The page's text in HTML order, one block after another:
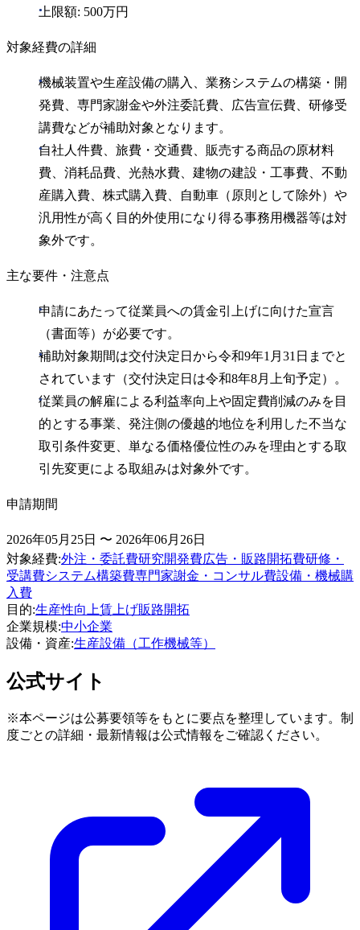
上限額: 500万円
対象経費の詳細
機械装置や生産設備の購入、業務システムの構築・開
発費、専門家謝金や外注委託費、広告宣伝費、研修受
講費などが補助対象となります。
自社人件費、旅費・交通費、販売する商品の原材料
費、消耗品費、光熱水費、建物の建設・工事費、不動
産購入費、株式購入費、自動車（原則として除外）や
汎用性が高く目的外使用になり得る事務用機器等は対
象外です。
主な要件・注意点
申請にあたって従業員への賃金引上げに向けた宣言
（書面等）が必要です。
補助対象期間は交付決定日から令和9年1月31日までと
されています（交付決定日は令和8年8月上旬予定）。
従業員の解雇による利益率向上や固定費削減のみを目
的とする事業、発注側の優越的地位を利用した不当な
取引条件変更、単なる価格優位性のみを理由とする取
引先変更による取組みは対象外です。
申請期間
2026年05月25日 〜 2026年06月26日
対象経費:外注・委託費研究開発費広告・販路開拓費研修・
受講費システム構築費専門家謝金・コンサル費設備・機械購
入費
目的:生産性向上賃上げ販路開拓
企業規模:中小企業
設備・資産:生産設備（工作機械等）
公式サイト
※本ページは公募要領等をもとに要点を整理しています。制
度ごとの詳細・最新情報は公式情報をご確認ください。